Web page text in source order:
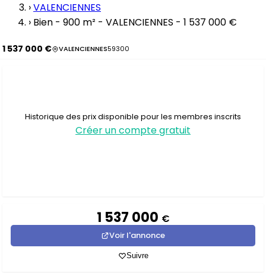
›VALENCIENNES
› Bien - 900 m² - VALENCIENNES - 1 537 000 €
1 537 000 € VALENCIENNES59300
Historique des prix disponible pour les membres inscrits
Créer un compte gratuit
1 537 000 €
Voir l'annonce
Suivre